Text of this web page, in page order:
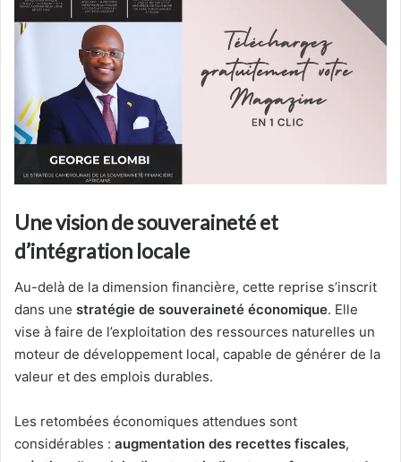
Une vision de souveraineté et
d’intégration locale
Au-delà de la dimension financière, cette reprise s’inscrit
dans une stratégie de souveraineté économique. Elle
vise à faire de l’exploitation des ressources naturelles un
moteur de développement local, capable de générer de la
valeur et des emplois durables.
Les retombées économiques attendues sont
considérables : augmentation des recettes fiscales,